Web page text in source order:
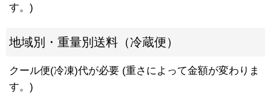
す。)
地域別・重量別送料（冷蔵便）
クール便(冷凍)代が必要 (重さによって金額が変わりま
す。)